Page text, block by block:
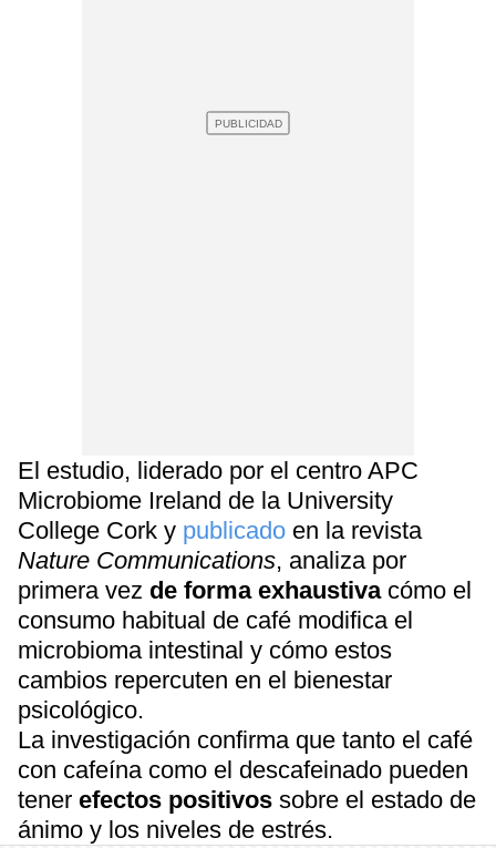
El estudio, liderado por el centro APC
Microbiome Ireland de la University
College Cork y publicado en la revista
Nature Communications, analiza por
primera vez de forma exhaustivacómo el
consumo habitual de café modifica el
microbioma intestinal y cómo estos
cambios repercuten en el bienestar
psicológico.
La investigación confirma que tanto el café
con cafeína como el descafeinado pueden
tener efectos positivos sobre el estado de
ánimo y los niveles de estrés.